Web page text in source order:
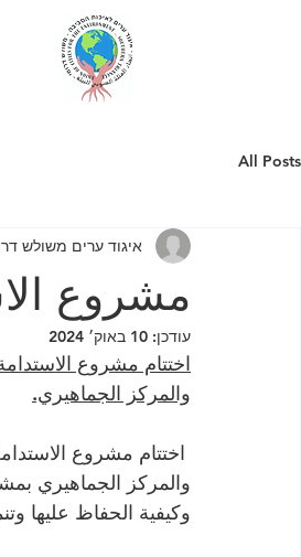
All Posts
مشروع
איגוד ערים משולש
עודכן: 10 באוק׳ 2024
اختتام مشروع
والمركز الجماهيري.
اختتام مشروع
والمركز الجماهيري
وكيفية الحفاظ عليها